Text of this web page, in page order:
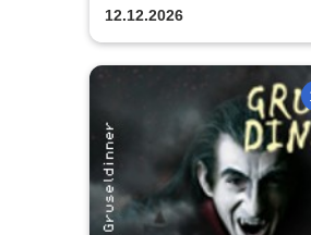
12.12.2026